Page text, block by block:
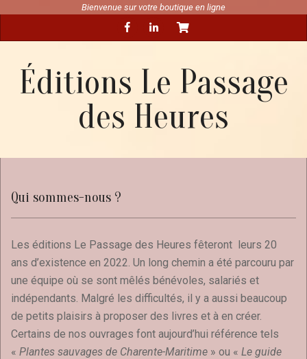
content
Bienvenue sur votre boutique en ligne
Navigation
Éditions Le Passage
des Heures
Qui sommes-nous ?
Les éditions Le Passage des Heures fêteront leurs 20
ans d’existence en 2022. Un long chemin a été parcouru par
une équipe où se sont mêlés bénévoles, salariés et
indépendants. Malgré les difficultés, il y a aussi beaucoup
de petits plaisirs à proposer des livres et à en créer.
Certains de nos ouvrages font aujourd’hui référence tels
« Plantes sauvages de Charente-Maritime » ou « Le guide